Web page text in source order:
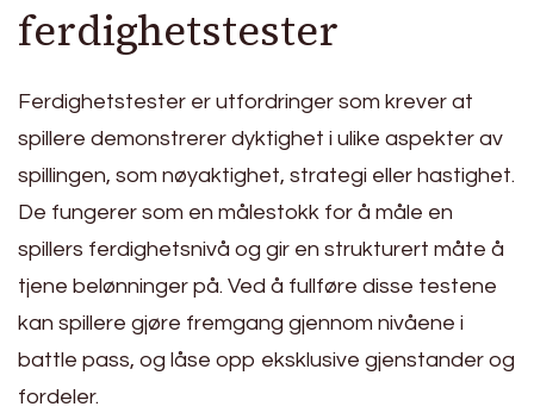
ferdighetstester
Ferdighetstester er utfordringer som krever at
spillere demonstrerer dyktighet i ulike aspekter av
spillingen, som nøyaktighet, strategi eller hastighet.
De fungerer som en målestokk for å måle en
spillers ferdighetsnivå og gir en strukturert måte å
tjene belønninger på. Ved å fullføre disse testene
kan spillere gjøre fremgang gjennom nivåene i
battle pass, og låse opp eksklusive gjenstander og
fordeler.